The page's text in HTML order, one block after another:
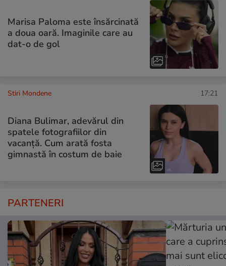
Marisa Paloma este însărcinată
a doua oară. Imaginile care au
dat-o de gol
Stiri Mondene 17:21
Diana Bulimar, adevărul din
spatele fotografiilor din
vacanță. Cum arată fosta
gimnastă în costum de baie
PARTENERI